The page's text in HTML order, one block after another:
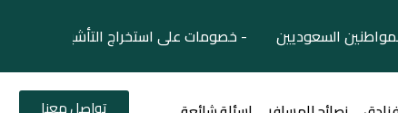
السعوديين - خصومات على استخراج التأشيرات